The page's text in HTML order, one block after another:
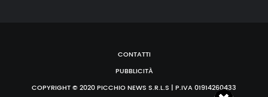
CONTATTI
PUBBLICITÀ
COPYRIGHT © 2020 PICCHIO NEWS S.R.L.S | P.IVA 01914260433